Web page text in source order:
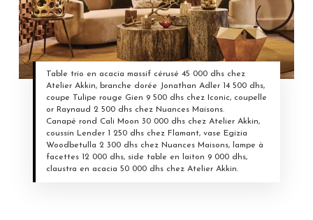
Table trio en acacia massif cérusé 45 000 dhs chez
Atelier Akkin, branche dorée Jonathan Adler 14 500 dhs,
coupe Tulipe rouge Gien 9 500 dhs chez Iconic, coupelle
or Raynaud 2 500 dhs chez Nuances Maisons.
Canapé rond Cali Moon 30 000 dhs chez Atelier Akkin,
coussin Lender 1 250 dhs chez Flamant, vase Egizia
Woodbetulla 2 300 dhs chez Nuances Maisons, lampe à
facettes 12 000 dhs, side table en laiton 9 000 dhs,
claustra en acacia 50 000 dhs chez Atelier Akkin.